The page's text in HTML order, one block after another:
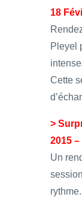
18
Pleyel
Cette
>
2015
Un
rythme.